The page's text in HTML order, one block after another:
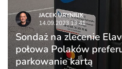
JACEK URYNIUK
14.09.2023 13:41
Sondaż na zlecenie
połowa Polaków
parkowanie kartą